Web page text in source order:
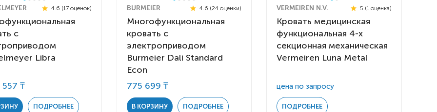
Товары для
позиционирования
Реабилитационные костюмы
Иппотренажёры
Кресла-коляски с ручным
Иппотерапия
Аппараты для вентиляции
Гусеничные
4.6 (17 оценок)
с
Libra
557 ₸
ПОДРОБНЕЕ
BURMEIER 4.6 (24 оценки)
Многофункциональная
кровать с
электроприводом
Burmeier Dali Standard
Econ
775 699 ₸
В КОРЗИНУ ПОДРОБНЕЕ
VERMEIREN N.V. 5 (1 оценка)
Кровать медицинская
функциональная 4-х
секционная механическая
Vermeiren Luna Metal
цена по запросу
ПОДРОБНЕЕ